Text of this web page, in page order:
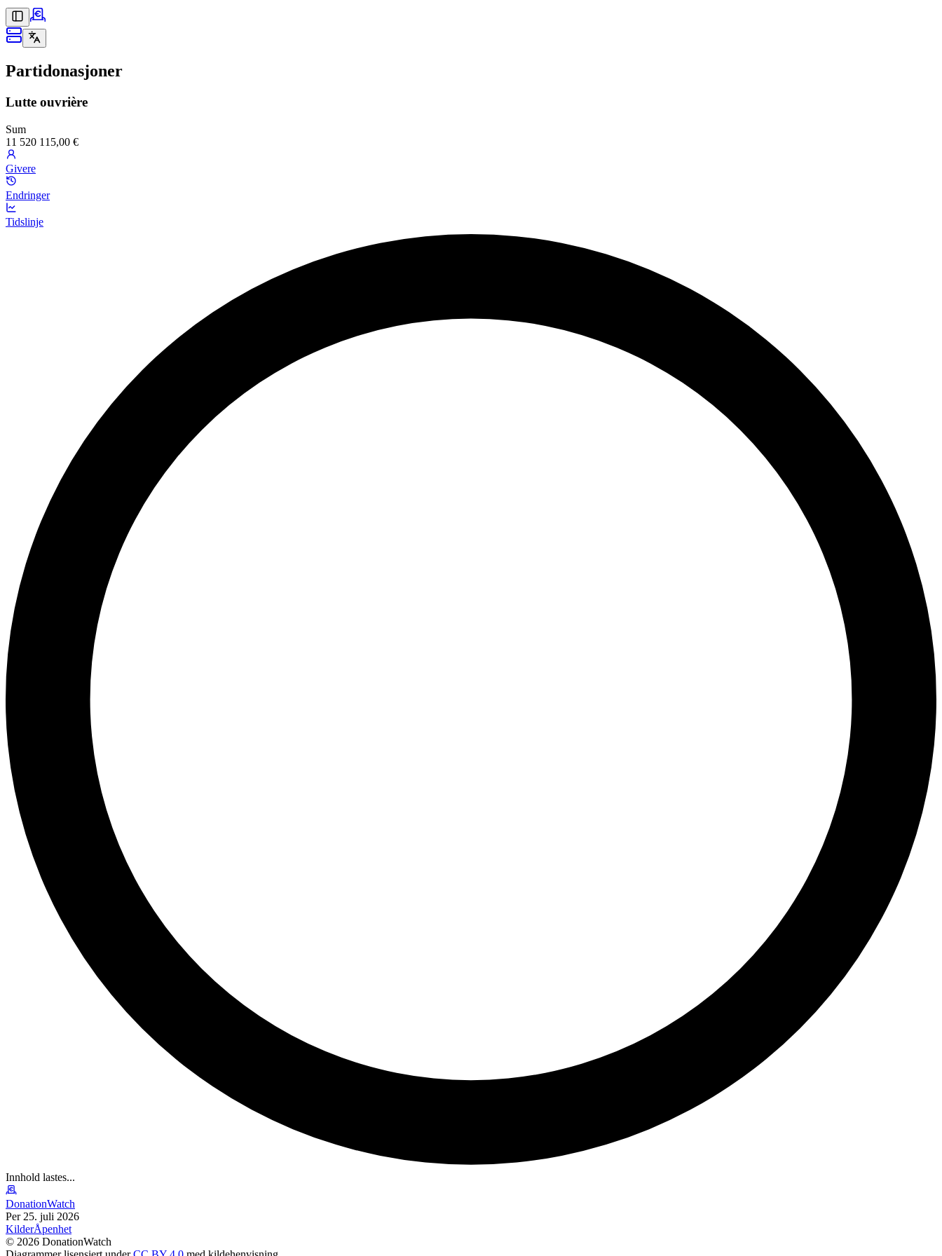
Partidonasjoner
Lutte ouvrière
Sum
11 520 115,00 €
Givere
Endringer
Tidslinje
Innhold lastes...
DonationWatch
Per 25. juli 2026
KilderÅpenhet
© 2026 DonationWatch